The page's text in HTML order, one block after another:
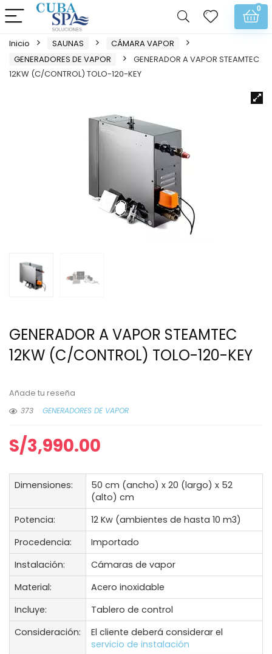
0
Inicio SAUNAS
CÁMARA VAPOR
GENERADORES DE VAPOR
GENERADOR A VAPOR STEAMTEC
12KW (C/CONTROL) TOLO-120-KEY
GENERADOR A VAPOR STEAMTEC
12KW (C/CONTROL) TOLO-120-KEY
Añade tu reseña
373
GENERADORES DE VAPOR
S/3,990.00
Dimensiones:
50 cm (ancho) x 20 (largo) x 52
(alto) cm
Potencia:
12 Kw (ambientes de hasta 10 m3)
Procedencia:
Importado
Instalación:
Cámaras de vapor
Material:
Acero inoxidable
Incluye:
Tablero de control
Consideración:
El cliente deberá considerar el
servicio de instalación